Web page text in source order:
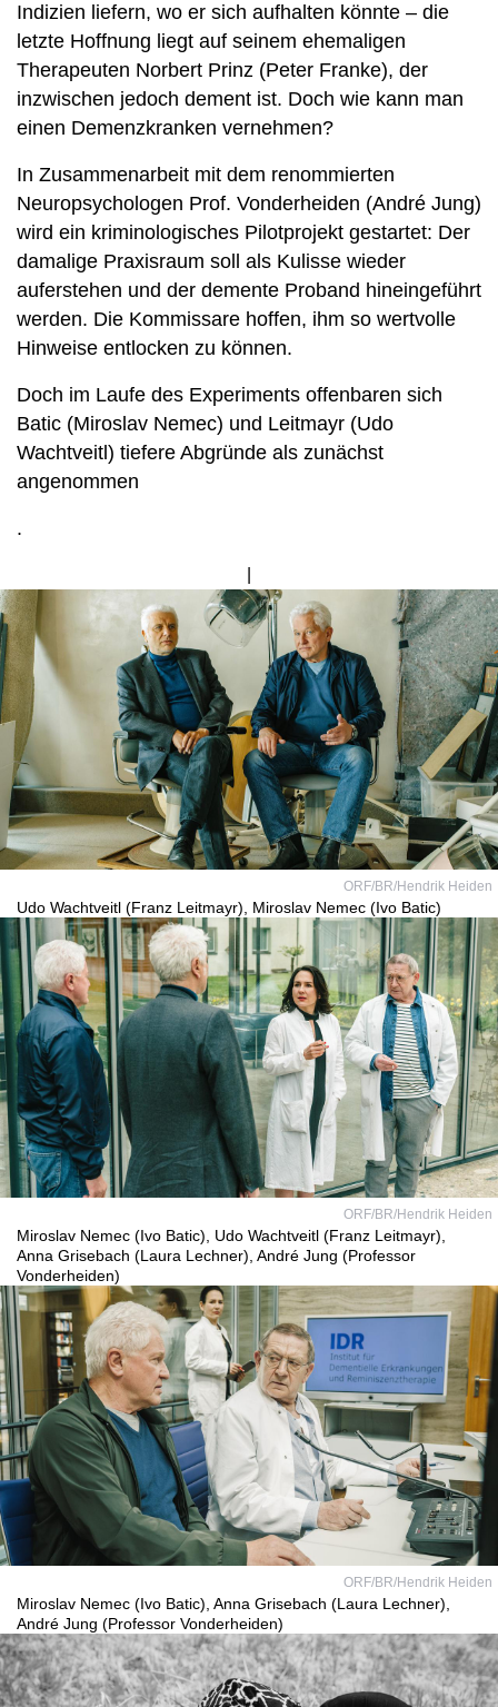
Indizien liefern, wo er sich aufhalten könnte – die
letzte Hoffnung liegt auf seinem ehemaligen
Therapeuten Norbert Prinz (Peter Franke), der
inzwischen jedoch dement ist. Doch wie kann man
einen Demenzkranken vernehmen?
In Zusammenarbeit mit dem renommierten
Neuropsychologen Prof. Vonderheiden (André Jung)
wird ein kriminologisches Pilotprojekt gestartet: Der
damalige Praxisraum soll als Kulisse wieder
auferstehen und der demente Proband hineingeführt
werden. Die Kommissare hoffen, ihm so wertvolle
Hinweise entlocken zu können.
Doch im Laufe des Experiments offenbaren sich
Batic (Miroslav Nemec) und Leitmayr (Udo
Wachtveitl) tiefere Abgründe als zunächst
angenommen
.
Bild
ORF/BR/Hendrik Heiden
Udo Wachtveitl (Franz Leitmayr), Miroslav Nemec (Ivo Batic)
ORF/BR/Hendrik Heiden
Miroslav Nemec (Ivo Batic), Udo Wachtveitl (Franz Leitmayr),
Anna Grisebach (Laura Lechner), André Jung (Professor
Vonderheiden)
ORF/BR/Hendrik Heiden
Miroslav Nemec (Ivo Batic), Anna Grisebach (Laura Lechner),
André Jung (Professor Vonderheiden)